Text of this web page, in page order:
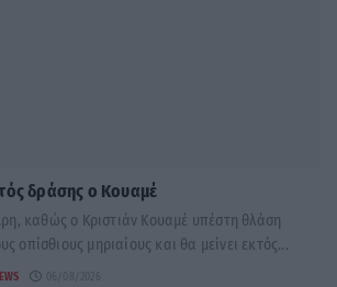
δράσης ο Κουαμέ
καθώς ο Κριστιάν Κουαμέ υπέστη θλάση
οπίσθιους μηριαίους και θα μείνει εκτός...